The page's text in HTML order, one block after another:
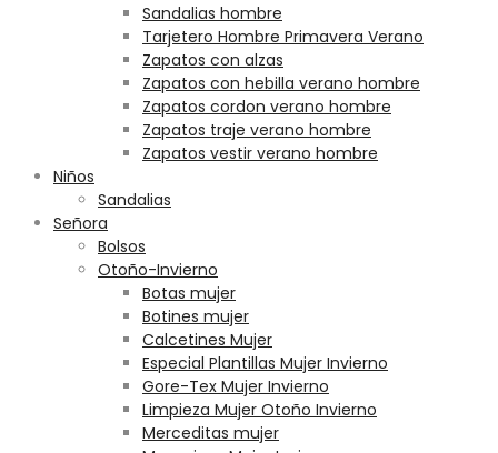
Sandalias hombre
Tarjetero Hombre Primavera Verano
Zapatos con alzas
Zapatos con hebilla verano hombre
Zapatos cordon verano hombre
Zapatos traje verano hombre
Zapatos vestir verano hombre
Niños
Sandalias
Señora
Bolsos
Otoño-Invierno
Botas mujer
Botines mujer
Calcetines Mujer
Especial Plantillas Mujer Invierno
Gore-Tex Mujer Invierno
Limpieza Mujer Otoño Invierno
Merceditas mujer